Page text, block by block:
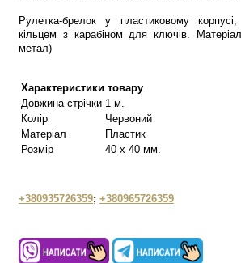
Рулетка-брелок у пластиковому
кільцем з карабіном для ключів.
метал)
Характеристики товару
Довжина стрічки 1 м.
Колір
Червоний
Матеріал
Пластик
Розмір
40 х 40 мм.
+380935726359; +380965726359